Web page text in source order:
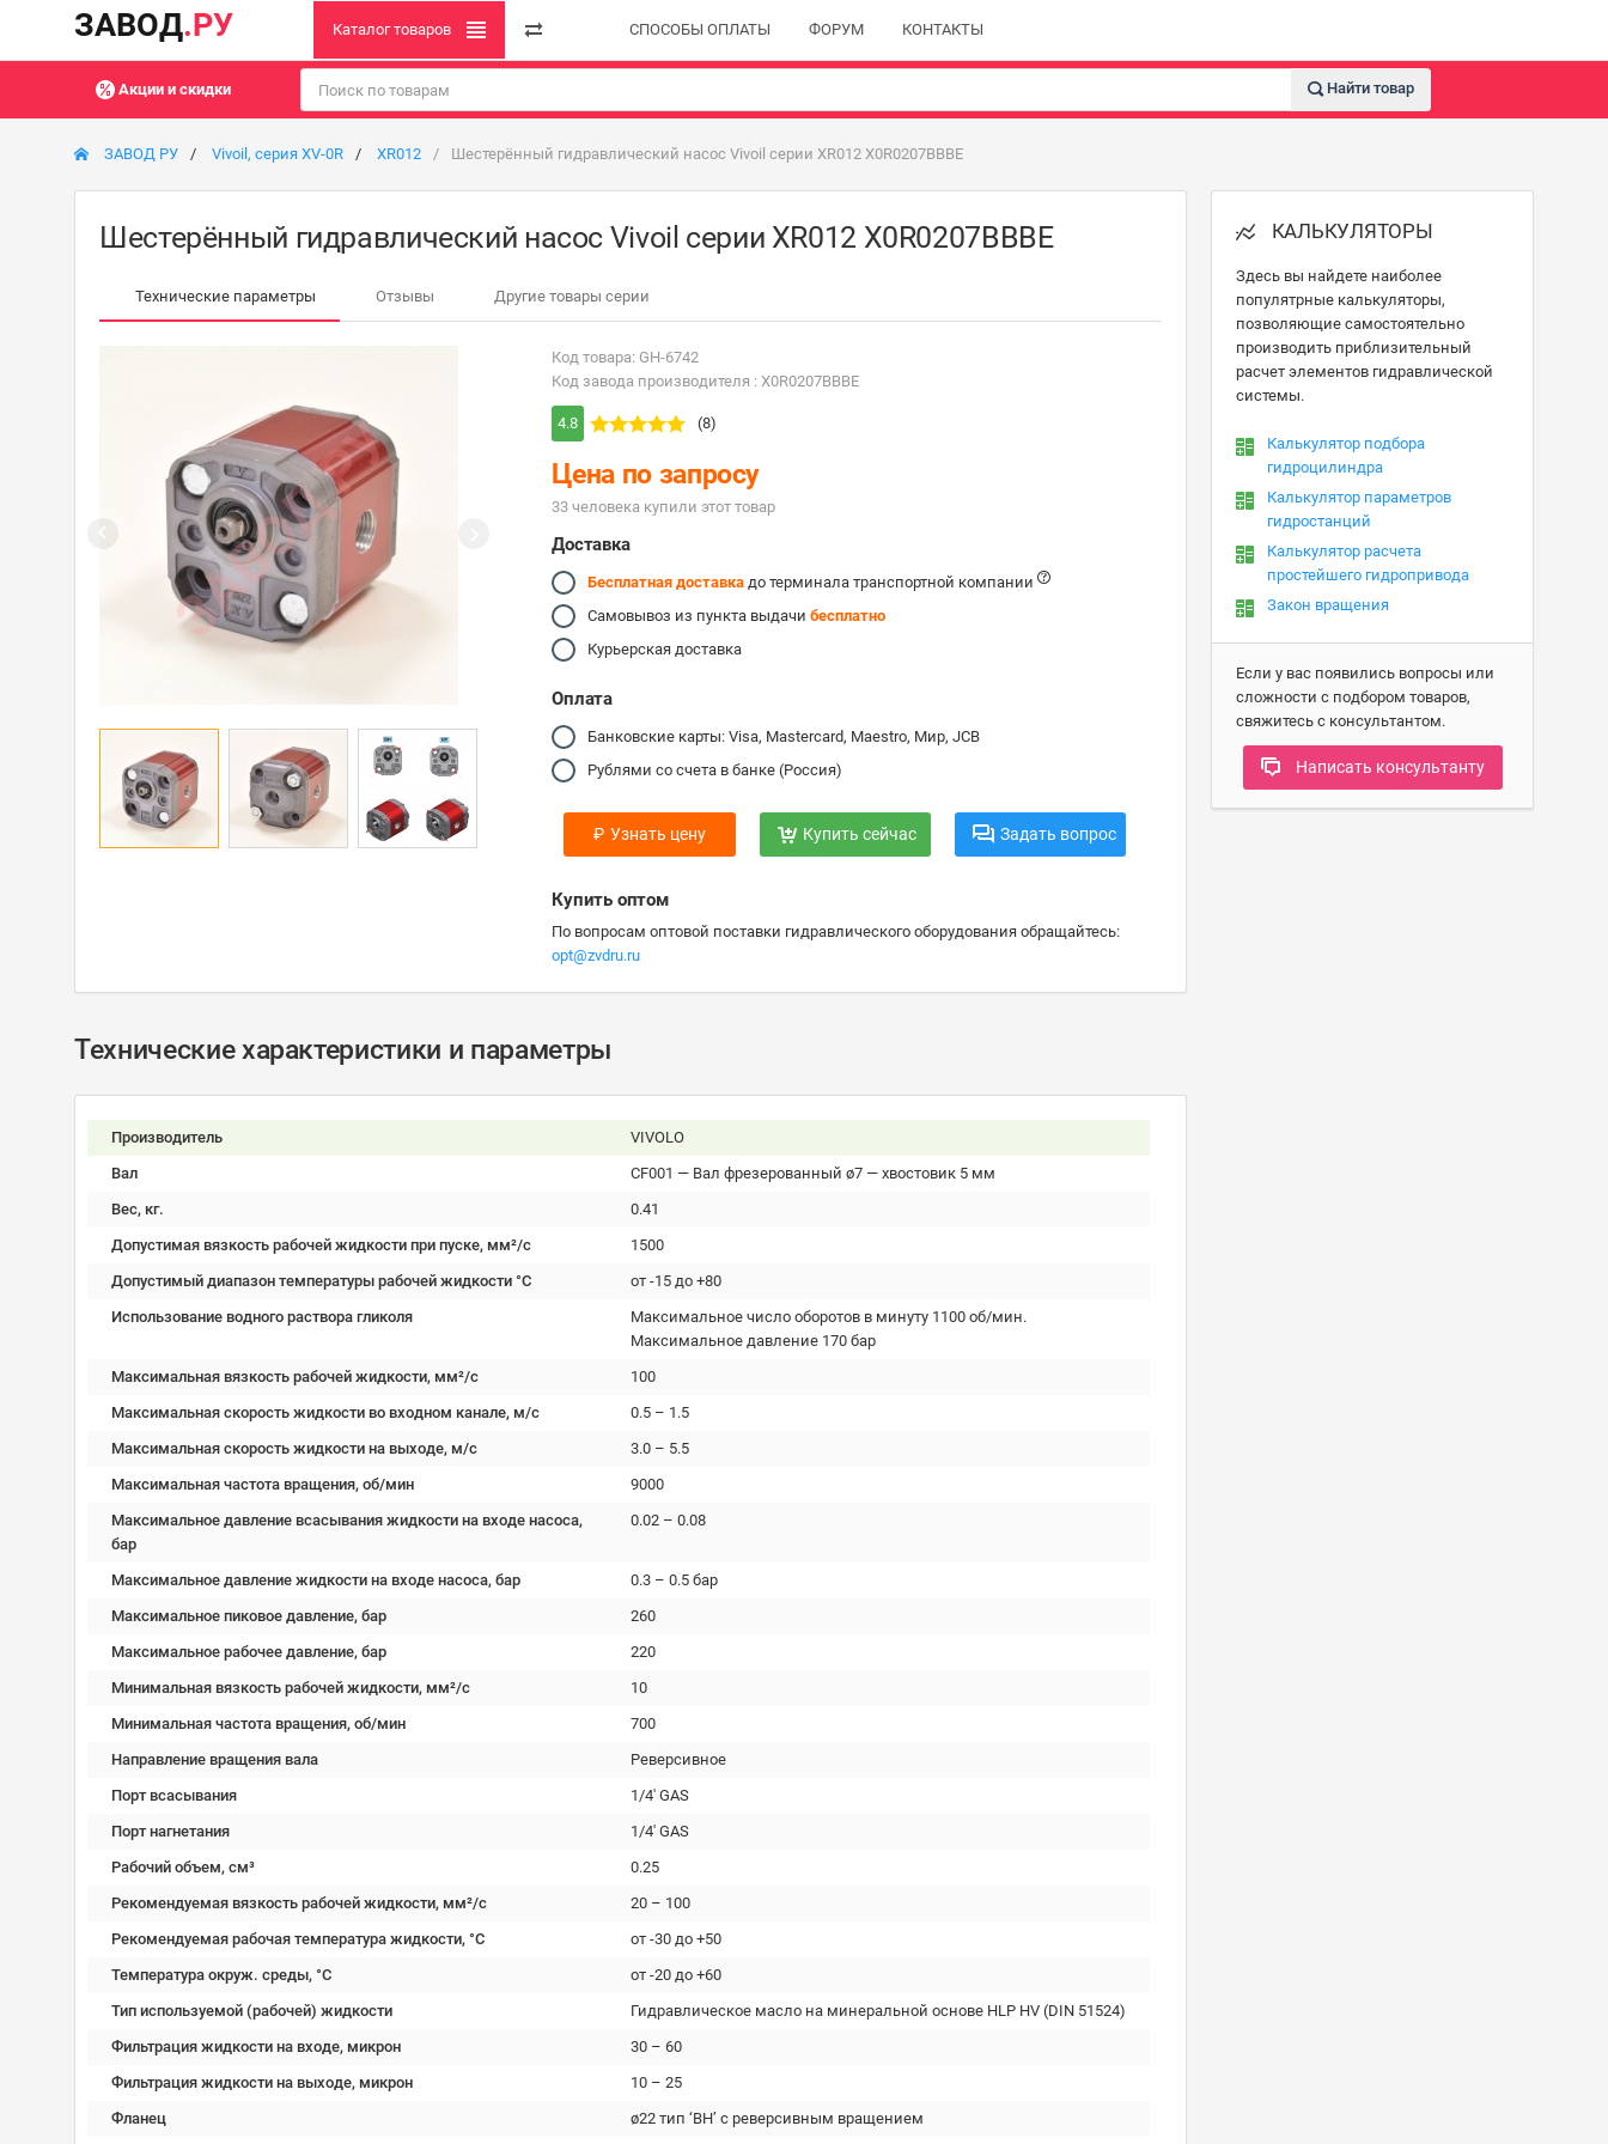
ЗАВОД.РУ Каталог товаров СПОСОБЫ ОПЛАТЫ ФОРУМ КОНТАКТЫ
Акции и скидки Найти товар
ЗАВОД РУ Vivoil, серия XV-0R XR012 Шестерённый гидравлический насос Vivoil серии XR012 X0R0207BBBE
Шестерённый гидравлический насос Vivoil серии XR012 X0R0207BBBE
Технические параметры Отзывы Другие товары серии
Код товара: GH-6742
Код завода производителя : X0R0207BBBE
4.8 (8)
Цена по запросу
33 человекa купили этот товар
Доставка
Бесплатная доставка до терминала транспортной компании
Самовывоз из пункта выдачибесплатно
Курьерская доставка
Оплата
Банковские карты: Visa, Mastercard, Maestro, Мир, JCB
Рублями со счета в банке (Россия)
₽ Узнать цену Купить сейчас Задать вопрос
Купить оптом
По вопросам оптовой поставки гидравлического оборудования обращайтесь:
opt@zvdru.ru
Технические характеристики и параметры
Производитель
VIVOLO
Вал
CF001 — Вал фрезерованный ø7 — хвостовик 5 мм
Вес, кг.
0.41
Допустимая вязкость рабочей жидкости при пуске, мм²/c
1500
Допустимый диапазон температуры рабочей жидкости °C
от -15 до +80
Использование водного раствора гликоля
Максимальное число оборотов в минуту 1100 об/мин.
Максимальное давление 170 бар
Максимальная вязкость рабочей жидкости, мм²/c
100
Максимальная скорость жидкости во входном канале, м/с
0.5 – 1.5
Максимальная скорость жидкости на выходе, м/с
3.0 – 5.5
Максимальная частота вращения, об/мин
9000
Максимальное давление всасывания жидкости на входе насоса,
бар
0.02 – 0.08
Максимальное давление жидкости на входе насоса, бар
0.3 – 0.5 бар
Максимальное пиковое давление, бар
260
Максимальное рабочее давление, бар
220
Минимальная вязкость рабочей жидкости, мм²/c
10
Минимальная частота вращения, об/мин
700
Направление вращения вала
Реверсивное
Порт всасывания
1/4' GAS
Порт нагнетания
1/4' GAS
Рабочий объем, см³
0.25
Рекомендуемая вязкость рабочей жидкости, мм²/с
20 – 100
Рекомендуемая рабочая температура жидкости, °C
от -30 до +50
Температура окруж. среды, °C
от -20 до +60
Тип используемой (рабочей) жидкости
Гидравлическое масло на минеральной основе HLP HV (DIN 51524)
Фильтрация жидкости на входе, микрон
30 – 60
Фильтрация жидкости на выходе, микрон
10 – 25
Фланец
ø22 тип ‘BH’ с реверсивным вращением
КАЛЬКУЛЯТОРЫ
Здесь вы найдете наиболее
популятрные калькуляторы,
позволяющие самостоятельно
производить приблизительный
расчет элементов гидравлической
системы.
Калькулятор подбора
гидроцилиндра
Калькулятор параметров
гидростанций
Калькулятор расчета
простейшего гидропривода
Закон вращения
Если у вас появились вопросы или
сложности с подбором товаров,
свяжитесь с консультантом.
Написать консультанту